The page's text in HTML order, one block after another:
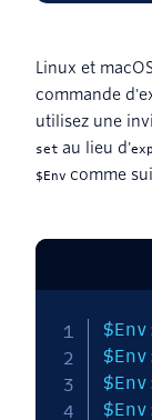
Linux et
commande
utilisez une
set au lieu d'
$Env comme
$Env
$Env
$Env
$Env